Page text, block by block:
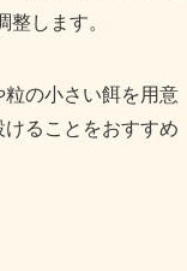
します。
の小さい餌を用意
ることをおすすめ